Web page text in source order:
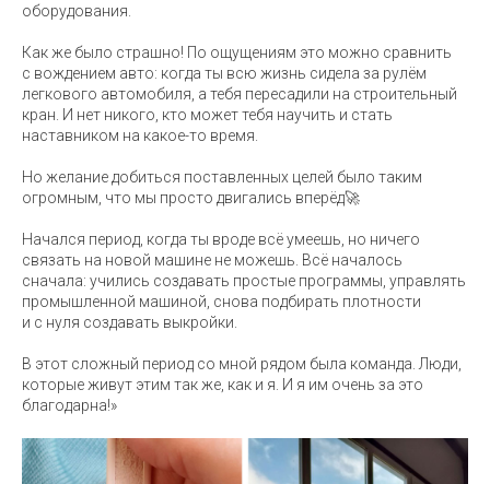
оборудования.
Как же было страшно! По ощущениям это можно сравнить
с вождением авто: когда ты всю жизнь сидела за рулём
легкового автомобиля, а тебя пересадили на строительный
кран. И нет никого, кто может тебя научить и стать
наставником на какое-то время.
Но желание добиться поставленных целей было таким
огромным, что мы просто двигались вперёд🚀
Начался период, когда ты вроде всё умеешь, но ничего
связать на новой машине не можешь. Всё началось
сначала: учились создавать простые программы, управлять
промышленной машиной, снова подбирать плотности
и с нуля создавать выкройки.
В этот сложный период со мной рядом была команда. Люди,
которые живут этим так же, как и я. И я им очень за это
благодарна!»